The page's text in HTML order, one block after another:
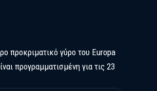
προκριματικό γύρο του Europa
προγραμματισμένη για τις 23